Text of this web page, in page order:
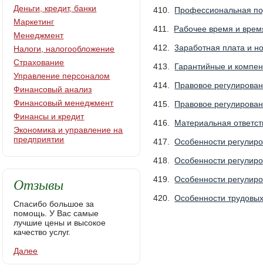
410. Профессиональная
411. Рабочее время и
412.3аработная плата и
413. Гарантийные и
414. Правовое
415. Правовое
416. Материальная
417.Особенности
418.Особенности
419.Особенности
420.Особенности
Деньги, кредит, банки
Маркетинг
Менеджмент
Налоги, налогообложение
Страхование
Управление персоналом
Финансовый анализ
Финансовый менеджмент
Финансы и кредит
Экономика и управление на
предприятии
Отзывы
Спасибо большое за
помощь. У Вас самые
лучшие цены и высокое
качество услуг.
Далее